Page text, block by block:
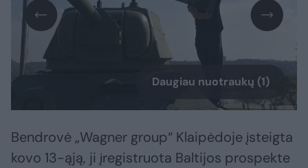
Daugiau nuotraukų (1)
Bendrovė „Wagner group“ Klaipėdoje įsteigta
kovo 13-ąją, ji įregistruota Baltijos prospekte